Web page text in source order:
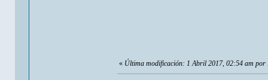
« Última modificación: 1 Abril 2017, 02:54 am por